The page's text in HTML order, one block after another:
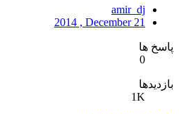
amir_dj
2014 , December 21
پاسخ ها
0
بازدیدها
1K